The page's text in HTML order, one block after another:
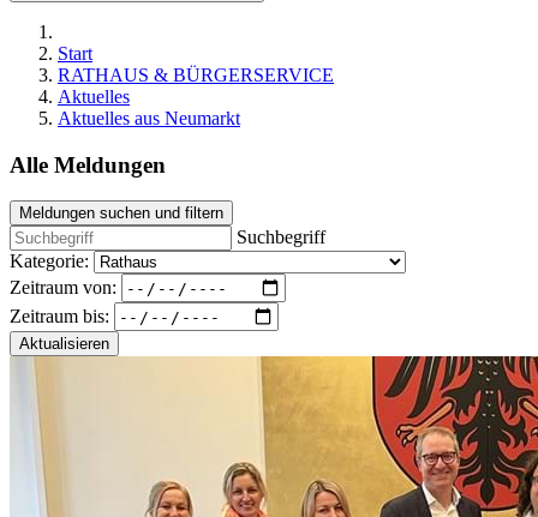
Start
RATHAUS & BÜRGERSERVICE
Aktuelles
Aktuelles aus Neumarkt
Alle Meldungen
Meldungen suchen und filtern
Suchbegriff
Kategorie:
Zeitraum von:
Zeitraum bis:
Aktualisieren